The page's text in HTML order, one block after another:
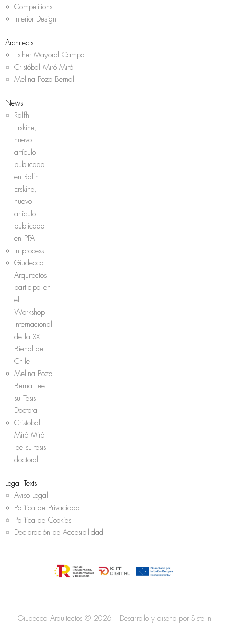
Competitions
Interior Design
Architects
Esther Mayoral Campa
Cristóbal Miró Miró
Melina Pozo Bernal
News
Ralfh
Erskine,
nuevo
artículo
publicado
en Ralfh
Erskine,
nuevo
artículo
publicado
en PPA
in process
Giudecca
Arquitectos
participa en
el
Workshop
Internacional
de la XX
Bienal de
Chile
Melina Pozo
Bernal lee
su Tesis
Doctoral
Cristobal
Miró Miró
lee su tesis
doctoral
Legal Texts
Aviso Legal
Política de Privacidad
Política de Cookies
Declaración de Accesibilidad
Giudecca Arquitectos © 2026 | Desarrollo y diseño por Sistelin